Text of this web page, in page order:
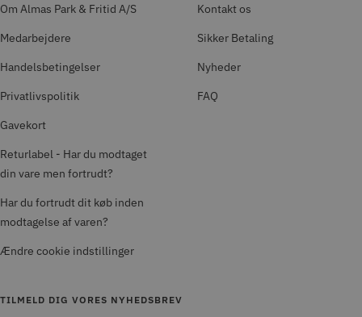
Om Almas Park & Fritid A/S
Medarbejdere
Handelsbetingelser
Privatlivspolitik
Gavekort
Returlabel - Har du modtaget
din vare men fortrudt?
Har du fortrudt dit køb inden
modtagelse af varen?
Ændre cookie indstillinger
Kontakt os
Sikker Betaling
Nyheder
FAQ
TILMELD DIG VORES NYHEDSBREV